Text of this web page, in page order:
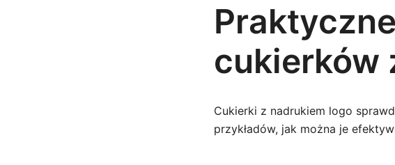
cukierków
Cukierki z nadrukiem logo
przykładów, jak można je